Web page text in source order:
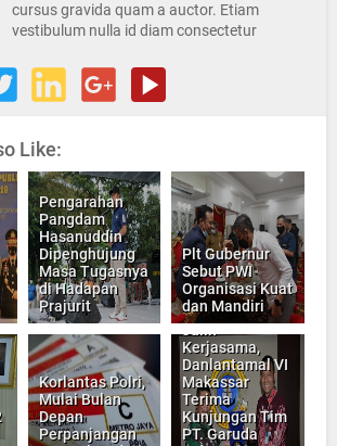
cursus gravida quam a auctor. Etiam
vestibulum nulla id diam consectetur
Like:
Pengarahan
Pangdam
Hasanuddin
Dipenghujung
Masa Tugasnya
di Hadapan
Prajurit
Plt Gubernur
Sebut PWI
Organisasi Kuat
dan Mandiri
Korlantas Polri,
Mulai Bulan
Depan
Perpanjangan
Jalin
Kerjasama,
Danlantamal VI
Makassar
Terima
Kunjungan Tim
PT. Garuda